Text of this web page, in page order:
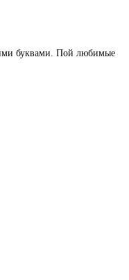
буквами. Пой любимые